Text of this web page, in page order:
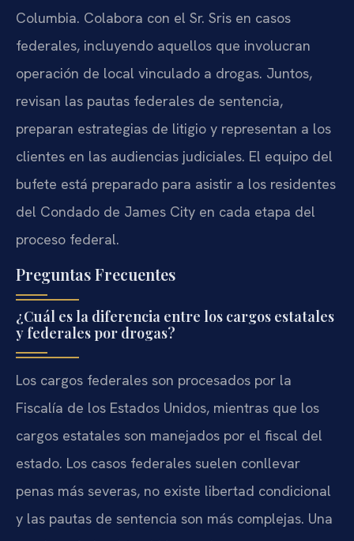
Columbia. Colabora con el Sr. Sris en casos
federales, incluyendo aquellos que involucran
operación de local vinculado a drogas. Juntos,
revisan las pautas federales de sentencia,
preparan estrategias de litigio y representan a los
clientes en las audiencias judiciales. El equipo del
bufete está preparado para asistir a los residentes
del Condado de James City en cada etapa del
proceso federal.
Preguntas Frecuentes
¿Cuál es la diferencia entre los cargos estatales
y federales por drogas?
Los cargos federales son procesados por la
Fiscalía de los Estados Unidos, mientras que los
cargos estatales son manejados por el fiscal del
estado. Los casos federales suelen conllevar
penas más severas, no existe libertad condicional
y las pautas de sentencia son más complejas. Una